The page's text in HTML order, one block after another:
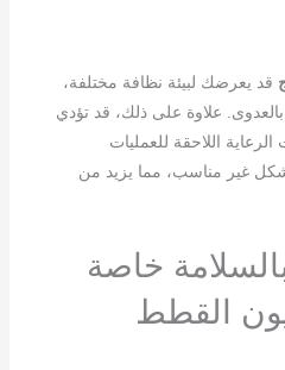
قد يعرضك لبيئة نظافة مختلفة،
علاوة على ذلك، قد تؤدي
اللاحقة للعمليات
غير مناسب، مما يزيد من
خاصة
القطط